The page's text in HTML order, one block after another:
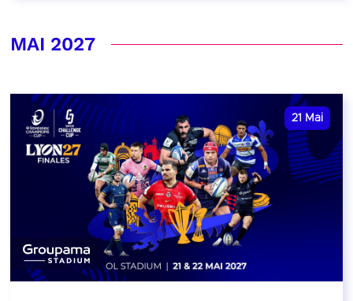
MAI 2027
21 Mai